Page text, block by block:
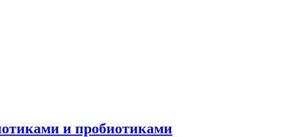
и пробиотиками